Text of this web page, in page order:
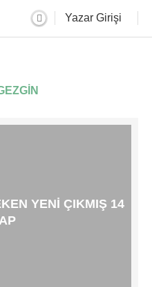
Yazar Girişi
YENI ÇIKMIŞ 14